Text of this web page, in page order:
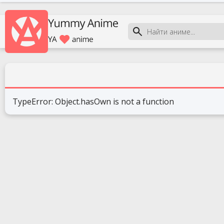
TypeError: Object.hasOwn is not a function